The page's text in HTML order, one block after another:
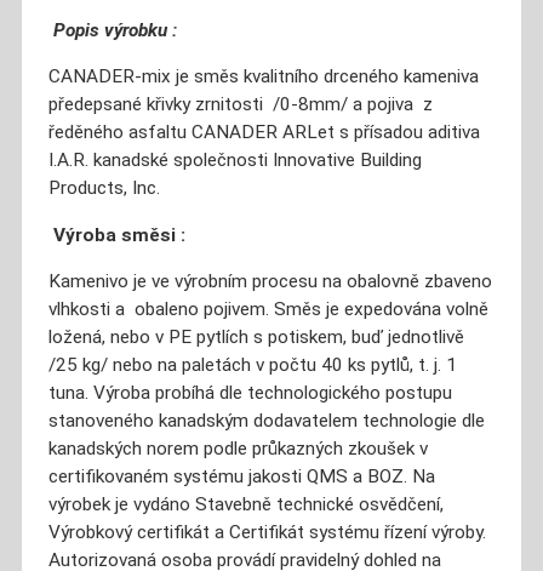
Popis výrobku :
CANADER-mix je směs kvalitního drceného kameniva
předepsané křivky zrnitosti /0-8mm/ a pojiva z
ředěného asfaltu CANADER ARLet s přísadou aditiva
I.A.R. kanadské společnosti Innovative Building
Products, Inc.
Výroba směsi :
Kamenivo je ve výrobním procesu na obalovně zbaveno
vlhkosti a obaleno pojivem. Směs je expedována volně
ložená, nebo v PE pytlích s potiskem, buď jednotlivě
/25 kg/ nebo na paletách v počtu 40 ks pytlů, t. j. 1
tuna. Výroba probíhá dle technologického postupu
stanoveného kanadským dodavatelem technologie dle
kanadských norem podle průkazných zkoušek v
certifikovaném systému jakosti QMS a BOZ. Na
výrobek je vydáno Stavebně technické osvědčení,
Výrobkový certifikát a Certifikát systému řízení výroby.
Autorizovaná osoba provádí pravidelný dohled na